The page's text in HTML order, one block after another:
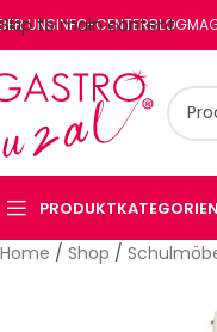
Skip to main content
UNSINFO-CENTERBLOG
PRODUKTKATEGORIEN
Home / Shop /